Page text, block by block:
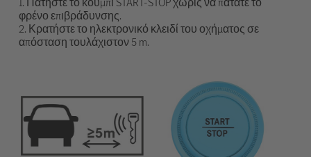
φρένο επιβράδυνσης.
2. Κρατήστε το ηλεκτρονικό κλειδί του οχήματος σε
απόσταση τουλάχιστον 5 m.